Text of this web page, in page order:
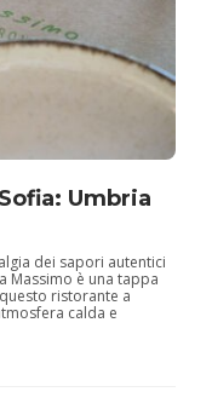
Umbria
dei sapori autentici
Massimo è una tappa
ristorante a
calda e